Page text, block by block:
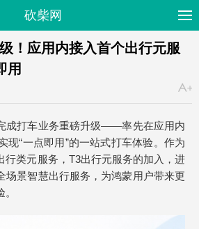
砍柴网
！应用内接入首个出行元服
用
成打车业务重磅升级——率先在应用内
现“一点即用”的一站式打车体验。作为
行类元服务，T3出行元服务的加入，进
场景智慧出行服务，为鸿蒙用户带来更